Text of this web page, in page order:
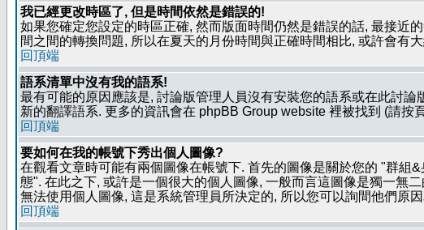
我已經更改時區了, 但是時間依然是錯誤的!
如果您確定您設定的時區正確, 然而版面時間仍然是錯誤的話, 最接近
間之間的轉換問題, 所以在夏天的月份時間與正確時間相比, 或許會有
回頂端
語系清單中沒有我的語系!
最有可能的原因應該是, 討論版管理人員沒有安裝您的語系或在此討
新的翻譯語系. 更多的資訊會在 phpBB Group website 裡被找到 (請按
回頂端
要如何在我的帳號下秀出個人圖像?
在觀看文章時可能有兩個圖像在帳號下. 首先的圖像是關於您的 "群組
態". 在此之下, 或許是一個很大的個人圖像, 一般而言這圖像是獨一無
無法使用個人圖像, 這是系統管理員所決定的, 所以您可以詢間他們原
回頂端